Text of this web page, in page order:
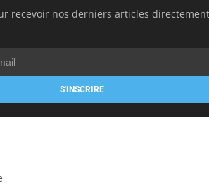
recevoir nos derniers articles
S'INSCRIRE